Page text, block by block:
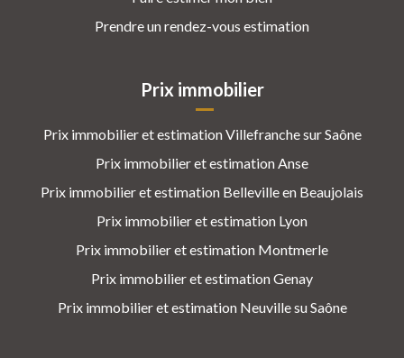
Prendre un rendez-vous estimation
Prix immobilier
Prix immobilier et estimation Villefranche sur Saône
Prix immobilier et estimation Anse
Prix immobilier et estimation Belleville en Beaujolais
Prix immobilier et estimation Lyon
Prix immobilier et estimation Montmerle
Prix immobilier et estimation Genay
Prix immobilier et estimation Neuville su Saône